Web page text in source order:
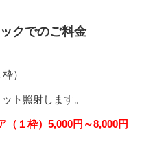
クでのご料金
）
ト照射します。
１枠）5,000円～8,000円